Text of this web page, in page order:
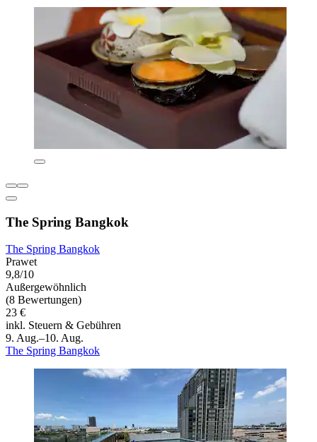
The Spring Bangkok
The Spring Bangkok
Prawet
9,8/10
Außergewöhnlich
(8 Bewertungen)
23 €
inkl. Steuern & Gebühren
9. Aug.–10. Aug.
The Spring Bangkok